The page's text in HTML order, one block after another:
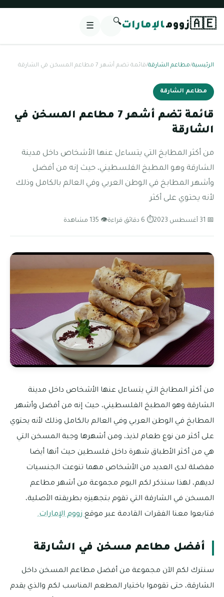
🇦🇪زوومالإمارات🔍
☰
الرئيسية/مطاعم الشارقة/قائمة تضم أشهر 7 مطاعم المسخن في الشارقة
مطاعم الشارقة
قائمة تضم أشهر 7 مطاعم المسخن في
الشارقة
من أكثر المطابخ التي يتساءل عنها الأشخاص داخل مدينة
الشارقة وهو المطبخ الفلسطيني، حيث إنه من أفضل
وأشهر المطابخ في الوطن العربي وفي العالم بالكامل وذلك
لأنه يحتوي على أكثر
📅 31 أغسطس 2023 ⏱ 6 دقائق قراءة 👁 135 مشاهدة
من أكثر المطابخ التي يتساءل عنها الأشخاص داخل مدينة
الشارقة وهو المطبخ الفلسطيني، حيث إنه من أفضل وأشهر
المطابخ في الوطن العربي وفي العالم بالكامل وذلك لأنه يحتوي
على أكثر من نوع طعام لذيذ، ومن أشهرها وجبة المسخن التي
هي من أكثر الأطباق شهرة داخل فلسطين حيث أنها أيضا
مفضلة لدى العديد من الأشخاص مهما تنوعت الجنسيات
لديهم، لهذا سنذكر لكم اليوم مجموعة من أشهر مطاعم
المسخن في الشارقة التي تقوم بتجهيزه بطريقته الأصلية،
فتابعوا معنا الفقرات القادمة عبر موقعزووم الإمارات.
أفضل مطاعم مسخن في الشارقة
سنترك لكم الآن مجموعة من أفضل مطاعم المسخن داخل
الشارقة، حتى تقوموا باختيار المطعم المناسب لكم والذي يقدم